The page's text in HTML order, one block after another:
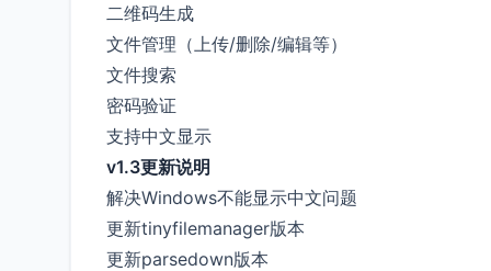
二维码生成
文件管理（上传/删除/编辑等）
文件搜索
密码验证
支持中文显示
v1.3更新说明
解决Windows不能显示中文问题
更新tinyfilemanager版本
更新parsedown版本